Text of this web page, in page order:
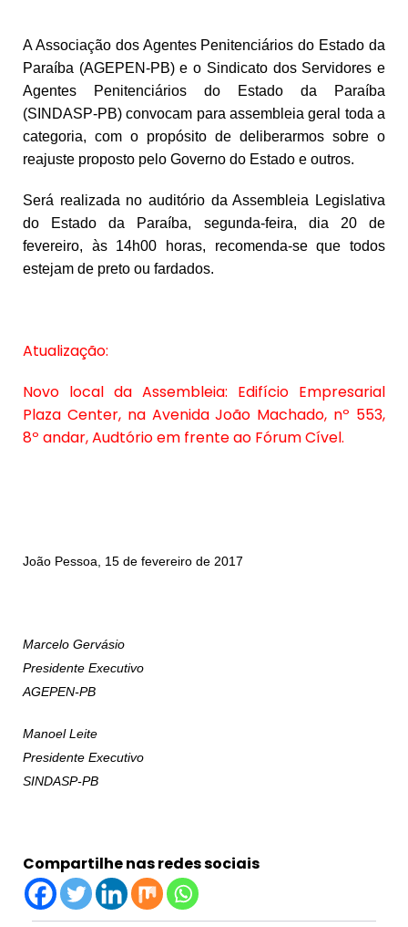
A Associação dos Agentes Penitenciários do Estado da
Paraíba (AGEPEN-PB) e o Sindicato dos Servidores e
Agentes Penitenciários do Estado da Paraíba
(SINDASP-PB) convocam para assembleia geral toda a
categoria, com o propósito de deliberarmos sobre o
reajuste proposto pelo Governo do Estado e outros.
Será realizada no auditório da Assembleia Legislativa
do Estado da Paraíba, segunda-feira, dia 20 de
fevereiro, às 14h00 horas, recomenda-se que todos
estejam de preto ou fardados.
Atualização:
Novo local da Assembleia: Edifício Empresarial
Plaza Center, na Avenida João Machado, nº 553,
8º andar, Audtório em frente ao Fórum Cível.
João Pessoa, 15 de fevereiro de 2017
Marcelo Gervásio
Presidente Executivo
AGEPEN-PB
Manoel Leite
Presidente Executivo
SINDASP-PB
Compartilhe nas redes sociais